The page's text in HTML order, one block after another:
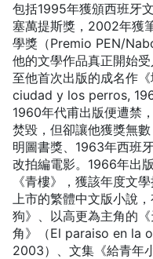
包括1995年獲頒西班牙
塞萬提斯獎，2002年獲
學獎（Premio PEN/
他的文學作品真正開始
至他首次出版的成名作
ciudad y los perros,
1960年代甫出版便遭禁
焚毀，但卻讓他獲獎無
明圖書獎、1963年西班
改拍編電影。1966年出
《青樓》，獲該年度文
上市的繁體中文版小說
狗》、以高更為主角的
角》（El paraiso en la
2003）、文集《給青年